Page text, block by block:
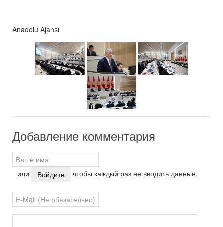
Anadolu Ajansı
Добавление комментария
или Войдите чтобы каждый раз не вводить данные.